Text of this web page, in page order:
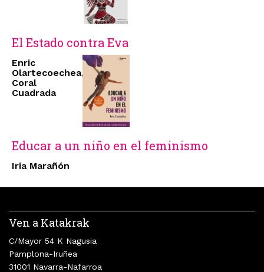
El Estado contra Eva
Enric
Olartecoechea,
Coral
Cuadrada
Educar a un niño en el feminismo
Iria Marañón
Ven a Katakrak
C/Mayor 54 K Nagusia
Pamplona-Iruñea
31001 Navarra-Nafarroa